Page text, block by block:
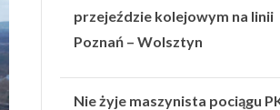
przejeździe kolejowym na linii
Poznań – Wolsztyn
Nie żyje maszynista pociągu